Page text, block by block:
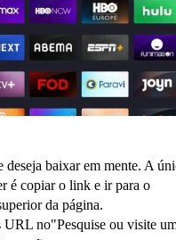
baixar em mente. A
é copiar o link e ir para o
da página.
no"Pesquise ou visite